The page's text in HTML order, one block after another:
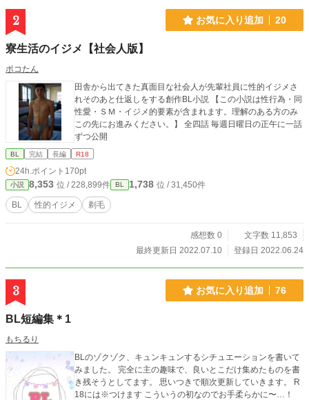
2 お気に入り追加 20
寮生活のイジメ【社会人版】
ポコたん
田舎から出てきた真面目な社会人が先輩社員に性的イジメさ
れそのあと仕返しをする創作BL小説 【この小説は性行為・同
性愛・ＳＭ・イジメ的要素が含まれます。理解のある方のみ
この先にお進みください。】 全四話 毎週日曜日の正午に一話
ずつ公開
BL 完結 長編 R18
24h.ポイント 170pt
小説 8,353 位 / 228,899件 BL 1,738 位 / 31,450件
BL 性的イジメ 剃毛
感想数 0
文字数 11,853
最終更新日 2022.07.10
登録日 2022.06.24
3 お気に入り追加 76
BL短編集＊1
もちるり
BLのゾクゾク、キュンキュンするシチュエーションを書いて
みました。 完全に主の趣味で、良いとこだけ集めたものを書
き残そうとしてます。 思いつきで順次更新していきます。 R
18には※つけます こういうの初なのでお手柔らかに〜…！